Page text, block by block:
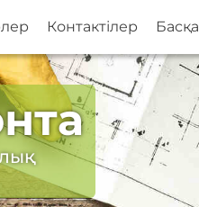
Контактілер Басқа